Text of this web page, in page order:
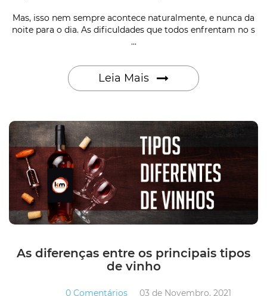
Mas, isso nem sempre acontece naturalmente, e nunca da
noite para o dia. As dificuldades que todos enfrentam no s
...
Leia Mais
As diferenças entre os principais tipos
de vinho
0 Comentários 03 de Novembro, 2021